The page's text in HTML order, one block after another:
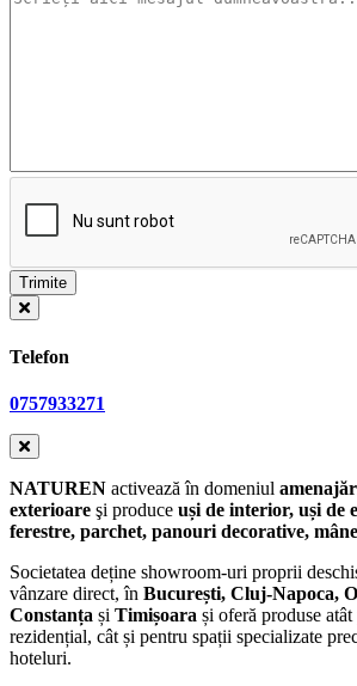
Telefon
0757933271
NATUREN activează în domeniul
exterioare şi produce uși de interior, uși de
ferestre, parchet, panouri decorative,
Societatea deține showroom-uri proprii
vânzare direct, în București, Cluj-Napoca,
Constanța și Timișoara și oferă produse
rezidențial, cât și pentru spații specializate
hoteluri.